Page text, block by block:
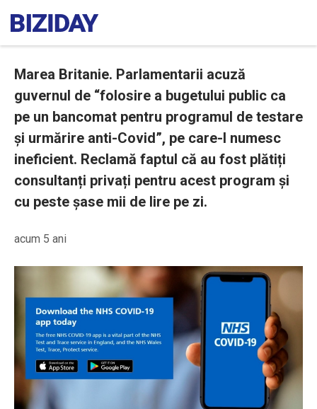
Marea Britanie. Parlamentarii acuză
guvernul de “folosire a bugetului public ca
pe un bancomat pentru programul de testare
și urmărire anti-Covid”, pe care-l numesc
ineficient. Reclamă faptul că au fost plătiți
consultanți privați pentru acest program și
cu peste șase mii de lire pe zi.
acum 5 ani